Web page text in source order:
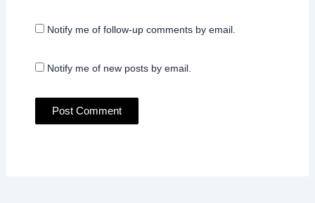
Notify me of follow-up comments by email.
Notify me of new posts by email.